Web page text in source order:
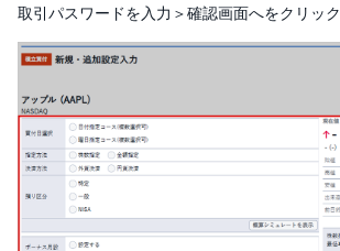
取引パスワードを入力＞確認画面へをクリック